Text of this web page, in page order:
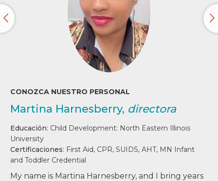
CONOZCA NUESTRO PERSONAL
Martina Harnesberry, directora
Educación: Child Development: North Eastern Illinois
University
Certificaciones: First Aid, CPR, SUIDS, AHT, MN Infant
and Toddler Credential
My name is Martina Harnesberry, and I bring years